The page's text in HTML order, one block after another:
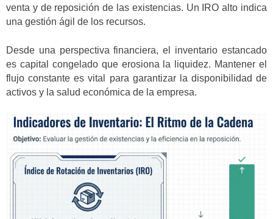
venta y de reposición de las existencias. Un IRO alto indica
una gestión ágil de los recursos.
Desde una perspectiva financiera, el inventario estancado
es capital congelado que erosiona la liquidez. Mantener el
flujo constante es vital para garantizar la disponibilidad de
activos y la salud económica de la empresa.